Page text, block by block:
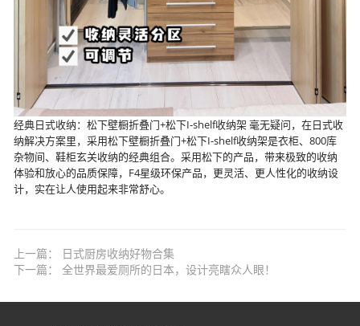
经典日式收纳：松下壁橱折叠门+松下I-shelf收纳架 毫无疑问，在日式收
纳解决方案里，采用松下壁橱折叠门+松下I-shelf收纳架是衣柜、800库
杂物间、鞋柜玄关收纳的经典组合。采用松下的产品，带来极致的收纳
体验和放心的品质保障，F4星级环保产品，更灵活、更人性化的收纳设
计，实在让人使用起来非常舒心。
上一篇： 日式厨房收纳好物合集
下一篇：全世界最爱厕所的日本，设计亮瞎众人眼！